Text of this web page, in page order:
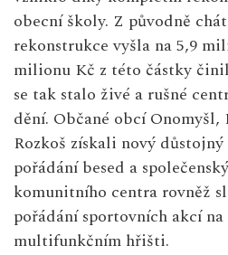
obecní školy. Z původně
rekonstrukce vyšla na 5,9
milionu Kč z této částky
se tak stalo živé a rušné
dění. Občané obcí
Rozkoš získali nový
pořádání besed a
komunitního centra rovněž
pořádání sportovních akcí
multifunkčním hřišti.